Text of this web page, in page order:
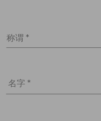
称谓 *
名字 *